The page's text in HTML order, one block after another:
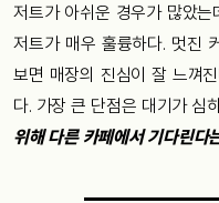
저트가 아쉬운 경우가 많았
저트가 매우 훌륭하다. 멋진
보면 매장의 진심이 잘 느껴
다. 가장 큰 단점은 대기가 심
위해 다른 카페에서 기다린다